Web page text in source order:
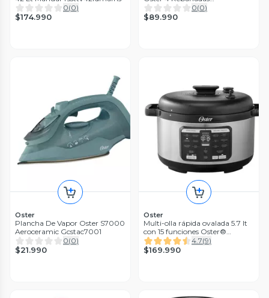
0(0)
$174.990
TSSTMNOM4S 052
0(0)
$89.990
Oster
Plancha De Vapor Oster S7000
Aeroceramic Gcstac7001
0(0)
$21.990
Oster
Multi-olla rápida ovalada 5.7 lt
con 15 funciones Oster®
CKSTPCECOV57
4.7(9)
$169.990